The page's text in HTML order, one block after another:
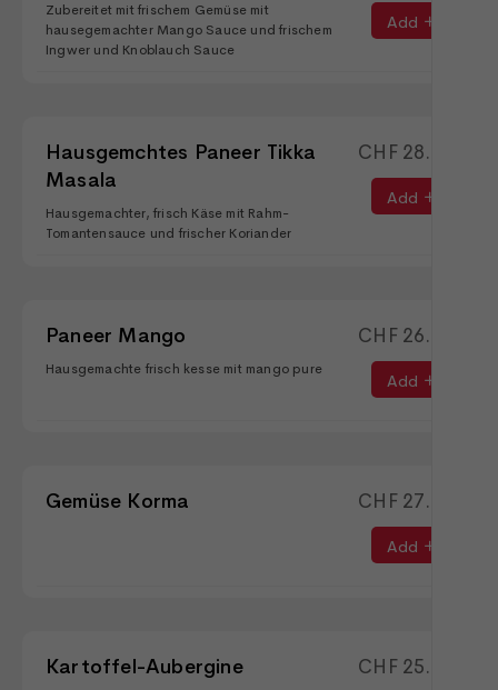
Zubereitet mit frischem Gemüse mit
hausegemachter Mango Sauce und frischem
Ingwer und Knoblauch Sauce
Add
Hausgemchtes Paneer Tikka
Masala
Hausgemachter, frisch Käse mit Rahm-
Tomantensauce und frischer Koriander
CHF28.90
Add
Paneer Mango
Hausgemachte frisch kesse mit mango pure
CHF26.90
Add
Gemüse Korma CHF27.90
Add
Kartoffel-Aubergine CHF25.90